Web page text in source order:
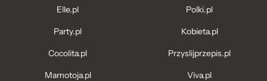
Elle.pl
Party.pl
Cocolita.pl
Mamotoja.pl
Polki.pl
Kobieta.pl
Przyslijprzepis.pl
Viva.pl